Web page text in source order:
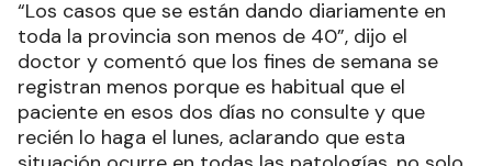
“Los casos que se están dando diariamente en
toda la provincia son menos de 40”, dijo el
doctor y comentó que los fines de semana se
registran menos porque es habitual que el
paciente en esos dos días no consulte y que
recién lo haga el lunes, aclarando que esta